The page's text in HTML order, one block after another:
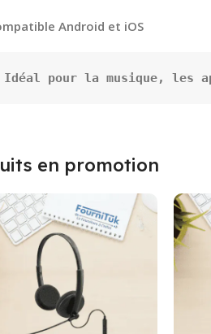
Android et iOS
Idéal pour la musique, les
en promotion